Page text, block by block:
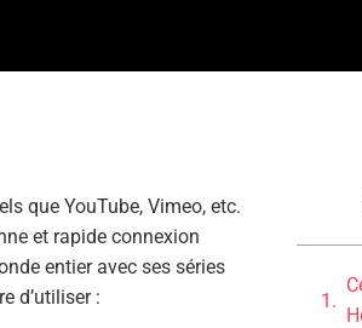
que YouTube, Vimeo, etc.
et rapide connexion
entier avec ses séries
d’utiliser :